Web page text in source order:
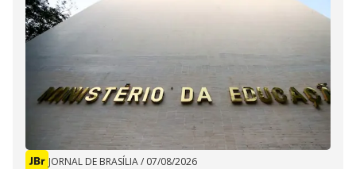
JORNAL DE BRASÍLIA/ 07/08/2026